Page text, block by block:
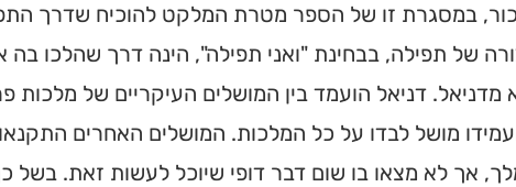
במסגרת זו של הספר מטרת המלקט להוכיח שדרך
של תפילה, בבחינת "ואני תפילה", הינה דרך שהלכו בה
מדניאל. דניאל הועמד בין המושלים העיקריים של
מושל לבדו על כל המלכות. המושלים האחרים
אך לא מצאו בו שום דבר דופי שיוכל לעשות זאת. בשל